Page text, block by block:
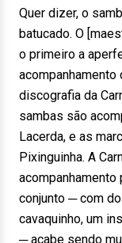
Quer dizer, o
batucado. O
o primeiro a
acompanhamento
discografia da
sambas são
Lacerda, e as
Pixinguinha. A
conjunto ─ com
cavaquinho, um
─ acabe sendo